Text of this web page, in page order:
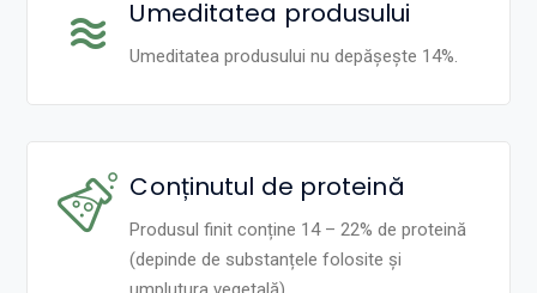
Umeditatea produsului
Umeditatea produsului nu depășește 14%.
Conținutul de proteină
Produsul finit conține 14 – 22% de proteină
(depinde de substanțele folosite și